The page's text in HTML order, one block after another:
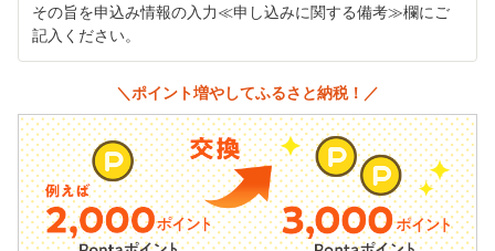
その旨を申込み情報の入力≪申し込みに関する備考≫欄にご
記入ください。
＼ポイント増やしてふるさと納税！／